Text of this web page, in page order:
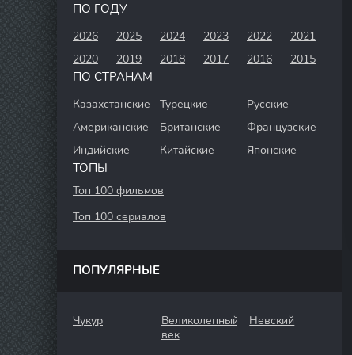
ПО ГОДУ
2026 2025 2024 2023 2022
2021
2020
2019 2018 2017 2016 2015
ПО СТРАНАМ
Казахстанские Турецкие
Русские
Американские
Британские
Французские
Индийские
Китайские Японские
ТОПЫ
Топ 100 фильмов
Топ 100 сериалов
ПОПУЛЯРНЫЕ
Чукур
Великолепный
век
Невский